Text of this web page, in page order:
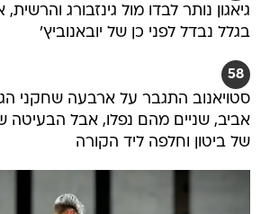
גיאגון נותר לבדו מול גינזבורג
בגלל נבדל לפני כן של יובאנוביץ'
58
סטויאנוב התגבר על ארבעה שחקני
אביב, שניים מהם נפלו, אבל הבעיטה
של ביטון וחלפה ליד הקורה